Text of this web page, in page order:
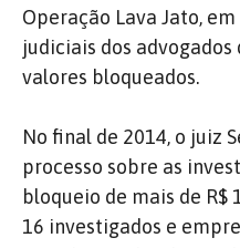
Operação Lava Jato,
judiciais dos
valores bloqueados.
No final de 2014, o juiz
processo sobre as
bloqueio de mais de R$
16 investigados e